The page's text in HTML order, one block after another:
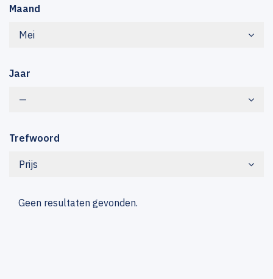
Maand
Mei
Jaar
—
Trefwoord
Prijs
Geen resultaten gevonden.